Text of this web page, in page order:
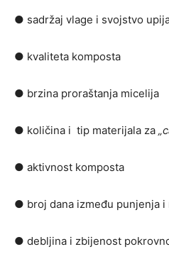
● sadržaj vlage i svojstvo
● kvaliteta komposta
● brzina proraštanja micelija
● količina i tip materijala za
● aktivnost komposta
● broj dana između punjenja i
● debljina i zbijenost